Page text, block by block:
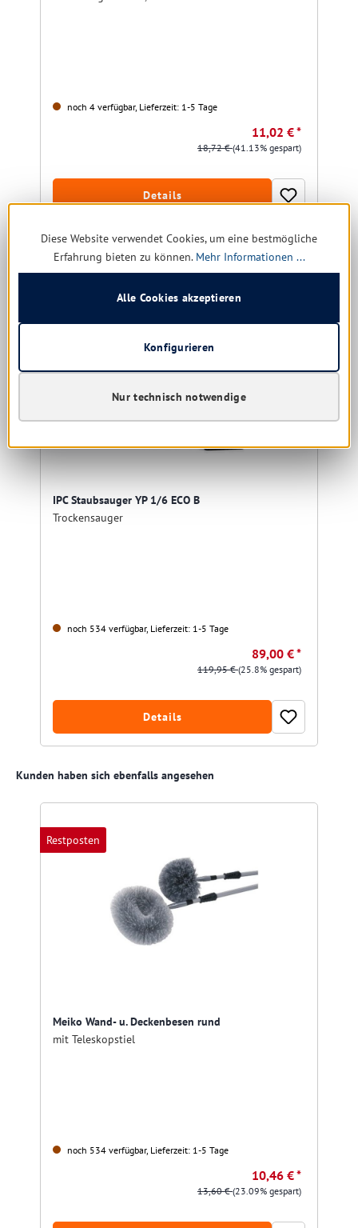
noch 4 verfügbar, Lieferzeit: 1-5 Tage
11,02 € *
18,72 €(41.13% gespart)
Details
Produktgalerie überspringen
Kunden kauften auch
IPC Staubsauger YP 1/6 ECO B
Trockensauger
noch 534 verfügbar, Lieferzeit: 1-5 Tage
89,00 € *
119,95 €(25.8% gespart)
Details
Produktgalerie überspringen
Kunden haben sich ebenfalls angesehen
Restposten
Meiko Wand- u. Deckenbesen rund
mit Teleskopstiel
noch 534 verfügbar, Lieferzeit: 1-5 Tage
10,46 € *
13,60 €(23.09% gespart)
Diese Website verwendet Cookies, um eine bestmögliche
Erfahrung bieten zu können. Mehr Informationen ...
Nur technisch notwendige
Konfigurieren
Alle Cookies akzeptieren